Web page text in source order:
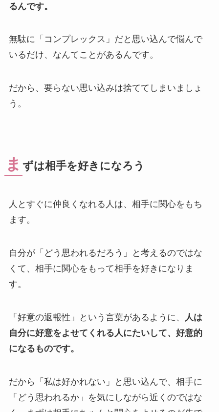
るんです。
無駄に「コンプレックス」だと思い込んで悩んで
いるだけ、なんてことがあるんです。
だから、要らない思い込みは捨ててしまいましょ
う。
ま ずは相手を好きになろう
人とすぐに仲良くなれる人は、相手に関心をもち
ます。
自分が「どう思われるだろう」と考えるのではな
くて、相手に関心をもって相手を好きになりま
す。
「好意の返報性」という言葉があるように、
人は
自分に好意をよせてくれる人にたいして、好意的
になるものです。
だから「私は好かれない」と思い込んで、相手に
「どう思われるか」を気にしながら近くのではな